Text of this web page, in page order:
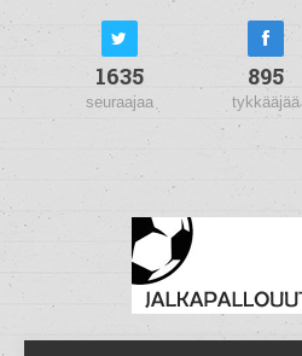
1635
seuraajaa
895
tykkääjää